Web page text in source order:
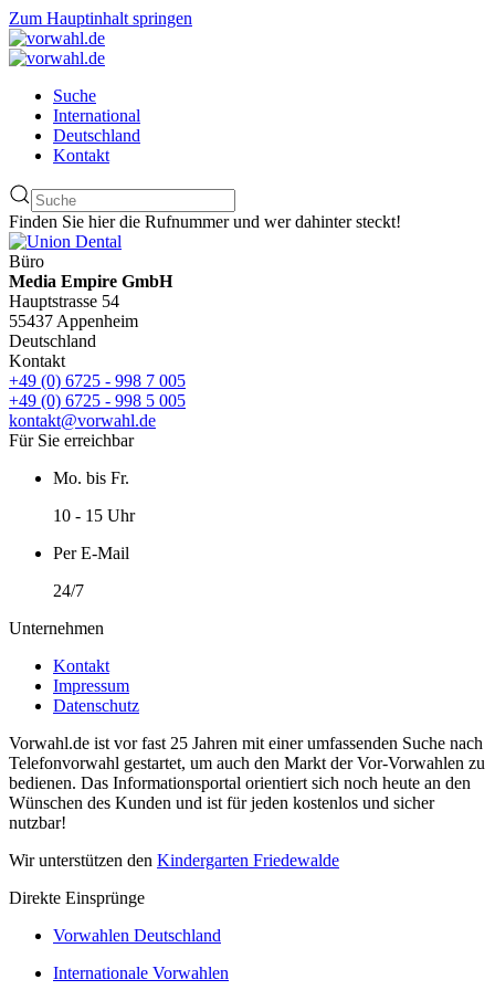
Zum Hauptinhalt springen
Suche
International
Deutschland
Kontakt
Finden Sie hier die Rufnummer und wer dahinter steckt!
Büro
Media Empire GmbH
Hauptstrasse 54
55437 Appenheim
Deutschland
Kontakt
+49 (0) 6725 - 998 7 005
+49 (0) 6725 - 998 5 005
kontakt@vorwahl.de
Für Sie erreichbar
Mo. bis Fr.
10 - 15 Uhr
Per E-Mail
24/7
Unternehmen
Kontakt
Impressum
Datenschutz
Vorwahl.de ist vor fast 25 Jahren mit einer umfassenden Suche nach
Telefonvorwahl gestartet, um auch den Markt der Vor-Vorwahlen zu
bedienen. Das Informationsportal orientiert sich noch heute an den
Wünschen des Kunden und ist für jeden kostenlos und sicher
nutzbar!
Wir unterstützen den Kindergarten Friedewalde
Direkte Einsprünge
Vorwahlen Deutschland
Internationale Vorwahlen